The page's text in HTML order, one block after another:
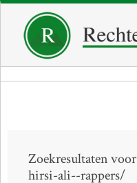
Zoekresultaten
hirsi-ali--rappers/